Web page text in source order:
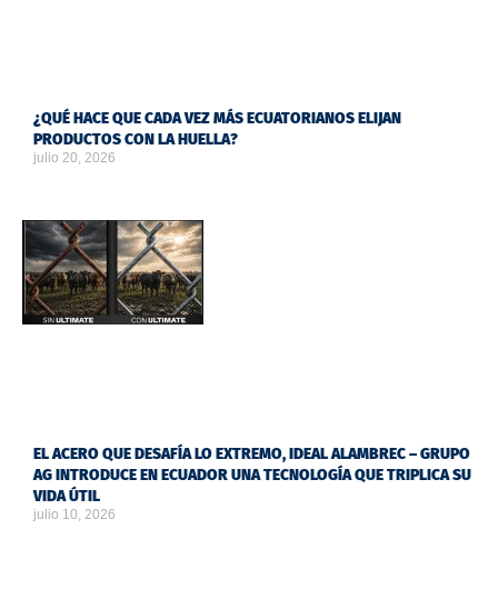
¿QUÉ HACE QUE CADA VEZ MÁS ECUATORIANOS ELIJAN
PRODUCTOS CON LA HUELLA?
julio 20, 2026
EL ACERO QUE DESAFÍA LO EXTREMO, IDEAL ALAMBREC – GRUPO
AG INTRODUCE EN ECUADOR UNA TECNOLOGÍA QUE TRIPLICA SU
VIDA ÚTIL
julio 10, 2026